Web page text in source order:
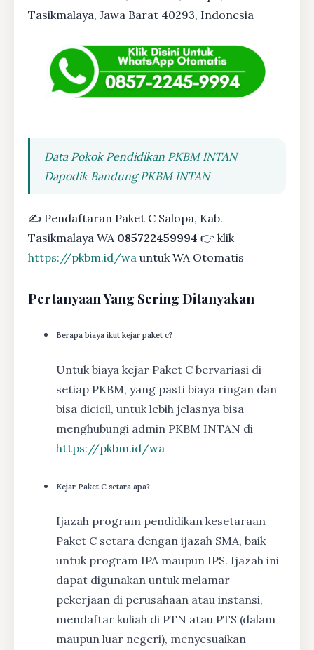
Tasikmalaya, Jawa Barat 40293, Indonesia
Data Pokok Pendidikan PKBM INTAN
Dapodik Bandung PKBM INTAN
✍ Pendaftaran Paket C Salopa, Kab.
Tasikmalaya WA 085722459994 👉 klik
https://pkbm.id/wa untuk WA Otomatis
Pertanyaan Yang Sering Ditanyakan
Berapa biaya ikut kejar paket c?
Untuk biaya kejar Paket C bervariasi di
setiap PKBM, yang pasti biaya ringan dan
bisa dicicil, untuk lebih jelasnya bisa
menghubungi admin PKBM INTAN di
https://pkbm.id/wa
Kejar Paket C setara apa?
Ijazah program pendidikan kesetaraan
Paket C setara dengan ijazah SMA, baik
untuk program IPA maupun IPS. Ijazah ini
dapat digunakan untuk melamar
pekerjaan di perusahaan atau instansi,
mendaftar kuliah di PTN atau PTS (dalam
maupun luar negeri), menyesuaikan